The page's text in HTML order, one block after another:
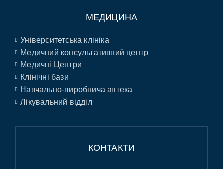
МЕДИЦИНА
Університетська клініка
Медичний консультативний центр
Медичні Центри
Клінічні бази
Навчально-виробнича аптека
Лікувальний відділ
КОНТАКТИ